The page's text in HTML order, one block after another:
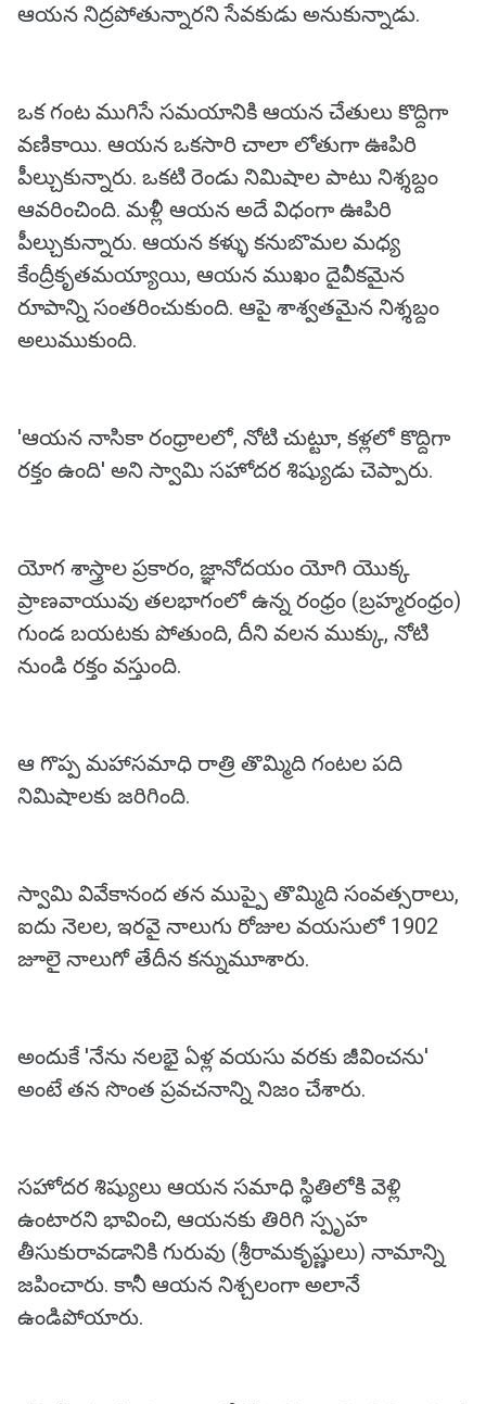
ఆయన నిద్రపోతున్నారని సేవకుడు అనుకున్నాడు.
ఒక గంట ముగిసే సమయానికి ఆయన చేతులు కొద్దిగా
వణికాయి. ఆయన ఒకసారి చాలా లోతుగా ఊపిరి
పీల్చుకున్నారు. ఒకటి రెండు నిమిషాల పాటు నిశ్శబ్దం
ఆవరించింది. మళ్లీ ఆయన అదే విధంగా ఊపిరి
పీల్చుకున్నారు. ఆయన కళ్ళు కనుబొమల మధ్య
కేంద్రీకృతమయ్యాయి, ఆయన ముఖం దైవీకమైన
రూపాన్ని సంతరించుకుంది. ఆపై శాశ్వతమైన నిశ్శబ్దం
అలుముకుంది.
'ఆయన నాసికా రంధ్రాలలో, నోటి చుట్టూ, కళ్లలో కొద్దిగా
రక్తం ఉంది' అని స్వామి సహోదర శిష్యుడు చెప్పారు.
యోగ శాస్త్రాల ప్రకారం, జ్ఞానోదయం యోగి యొక్క
ప్రాణవాయువు తలభాగంలో ఉన్న రంధ్రం (బ్రహ్మరంధ్రం)
గుండ బయటకు పోతుంది, దీని వలన ముక్కు, నోటి
నుండి రక్తం వస్తుంది.
ఆ గొప్ప మహాసమాధి రాత్రి తొమ్మిది గంటల పది
నిమిషాలకు జరిగింది.
స్వామి వివేకానంద తన ముప్పై తొమ్మిది సంవత్సరాలు,
ఐదు నెలల, ఇరవై నాలుగు రోజుల వయసులో 1902
జూలై నాలుగో తేదీన కన్నుమూశారు.
అందుకే 'నేను నలభై ఏళ్ల వయసు వరకు జీవించను'
అంటే తన సొంత ప్రవచనాన్ని నిజం చేశారు.
సహోదర శిష్యులు ఆయన సమాధి స్థితిలోకి వెళ్లి
ఉంటారని భావించి, ఆయనకు తిరిగి స్పృహ
తీసుకురావడానికి గురువు (శ్రీరామకృష్ణులు) నామాన్ని
జపించారు. కానీ ఆయన నిశ్చలంగా అలానే
ఉండిపోయారు.